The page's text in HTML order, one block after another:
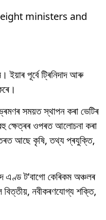
ministers and
ইয়াৰ পূৰ্বে ট্ৰিনিদাদ আৰু
সময়ত স্থাপন কৰা ভেটিৰ
বহু ক্ষেত্ৰৰ ওপৰত আলোচনা কৰা
আছে কৃষি, তথ্য প্ৰযুক্তি,
এণ্ড ট’বাগো কেৰিকম অঞ্চলৰ
নবীকৰণযোগ্য শক্তি,